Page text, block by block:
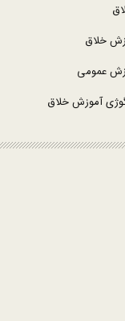
خلاق
عمومی
آموزش خلاق